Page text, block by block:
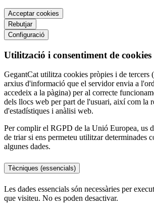
Acceptar cookies
Rebutjar
Configuració
Utilització i consentiment de cookies
GegantCat utilitza cookies pròpies i de tercers
arxius d'informació que el servidor envia a
accedeix a la pàgina) per al correcte
dels llocs web per part de l'usuari, així com la
d'estadístiques i anàlisi web.
Per complir el RGPD de la Unió Europea, us
de triar si ens permeteu utilitzar determinades
algunes dades.
Tècniques (essencials)
Les dades essencials són necessàries per
que visiteu. No es poden desactivar.